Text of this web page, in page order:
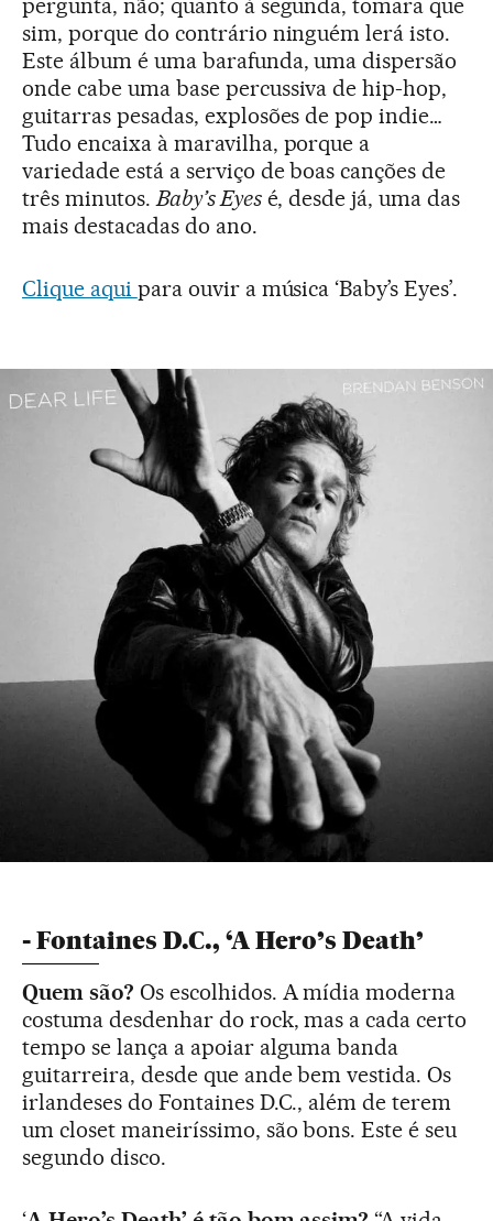
pergunta, não; quanto à segunda, tomara que
sim, porque do contrário ninguém lerá isto.
Este álbum é uma barafunda, uma dispersão
onde cabe uma base percussiva de hip-hop,
guitarras pesadas, explosões de pop indie…
Tudo encaixa à maravilha, porque a
variedade está a serviço de boas canções de
três minutos.Baby’s Eyesé, desde já, uma das
mais destacadas do ano.
Clique aqui para ouvir a música ‘Baby’s Eyes’.
- Fontaines D.C., ‘A Hero’s Death’
Quem são? Os escolhidos. A mídia moderna
costuma desdenhar do rock, mas a cada certo
tempo se lança a apoiar alguma banda
guitarreira, desde que ande bem vestida. Os
irlandeses do Fontaines D.C., além de terem
um closet maneiríssimo, são bons. Este é seu
segundo disco.